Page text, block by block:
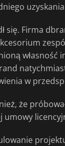
się. Firma
własność
w
że